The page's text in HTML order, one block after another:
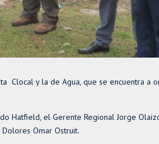
Clocal y la de Agua, que se encuentra a
Hatfield, el Gerente Regional Jorge
Omar Ostruit.